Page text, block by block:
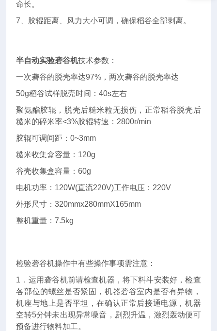
命长。
7、胶辊距离、风力大小可调，确保稻谷全部剥离。
半自动实验砻谷机技术参数：
一次砻谷的脱壳率达97%，两次砻谷的脱壳率达
50g稻谷试样脱壳时间：40s左右
聚氨酯胶辊，脱壳后糙米粒无损伤，正常稻谷脱壳后
糙米的碎米率<3%胶辊转速：2800r/min
胶辊可调间距：0~3mm
糙米收集盒容量：120g
谷壳收集盒容量：60g
电机功率：120W(直流220V)工作电压：220V
外形尺寸：320mmx280mmX165mm
整机重量：7.5kg
检验砻谷机操作中有些操作事项需注意：
1．运用砻谷机前请检查机器，将下料斗安装好，检查
各部位的螺丝是否紧固，机器砻谷室内是否有异物，
机座与地上是否平坦，在确认正常后接通电源，机器
空转5分钟未出现异常噪音，剧烈升温，激烈轰动便可
预备进行物料加工。